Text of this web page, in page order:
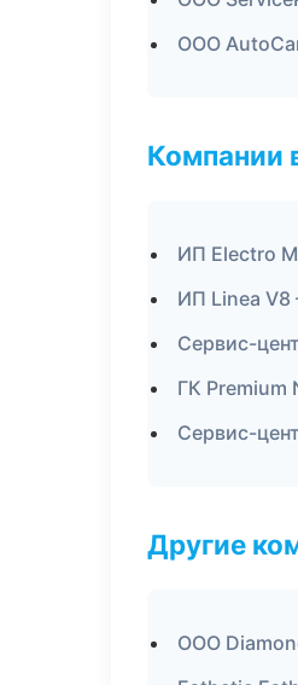
ООО
Компании
ИП Electro
ИП Linea
Сервис-
ГК Premium
Сервис-
Другие
ООО